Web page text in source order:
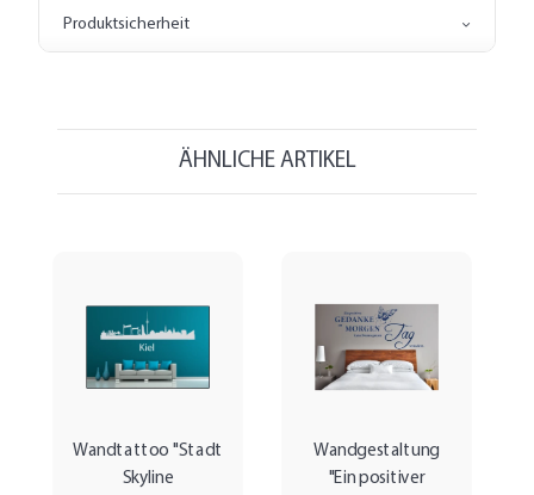
Produktsicherheit
ÄHNLICHE ARTIKEL
Wandtattoo "Stadt
Skyline
Wandgestaltung
"Ein positiver